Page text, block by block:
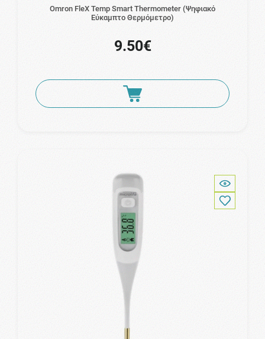
Omron FleX Temp Smart Thermometer (Ψηφιακό
Εύκαμπτο Θερμόμετρο)
9.50€